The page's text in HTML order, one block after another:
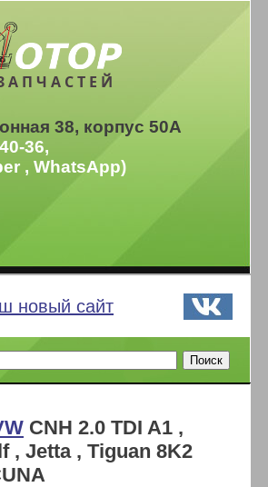
38, корпус 50А
36,
, WhatsApp)
новый сайт
CNH 2.0 TDI A1 ,
, Jetta , Tiguan 8K2